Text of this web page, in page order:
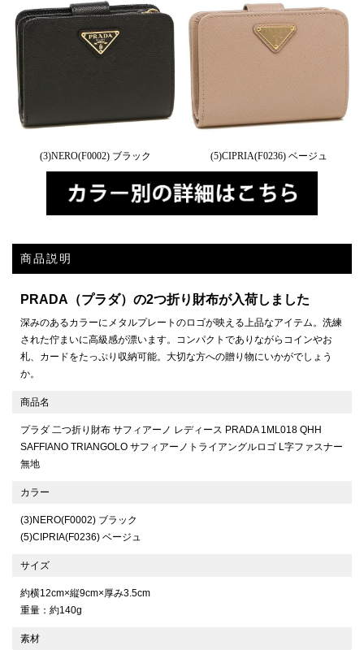
(3)NERO(F0002) ブラック (5)CIPRIA(F0236) ベージュ
商品説明
PRADA（プラダ）の2つ折り財布が入荷しました
深みのあるカラーにメタルプレートのロゴが映える上品なアイテム。洗練
された佇まいに高級感が漂います。コンパクトでありながらコインやお
札、カードをたっぷり収納可能。大切な方への贈り物にいかがでしょう
か。
商品名
プラダ 二つ折り財布 サフィアーノ レディース PRADA 1ML018 QHH
SAFFIANO TRIANGOLO サフィアーノトライアングルロゴ L字ファスナー
無地
カラー
(3)NERO(F0002) ブラック
(5)CIPRIA(F0236) ベージュ
サイズ
約横12cm×縦9cm×厚み3.5cm
重量：約140g
素材